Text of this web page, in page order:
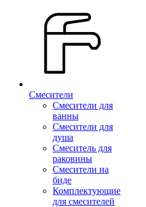
Смесители
Смесители для
ванны
Смесители для
душа
Смеситель для
раковины
Смесители на
биде
Комплектующие
для смесителей